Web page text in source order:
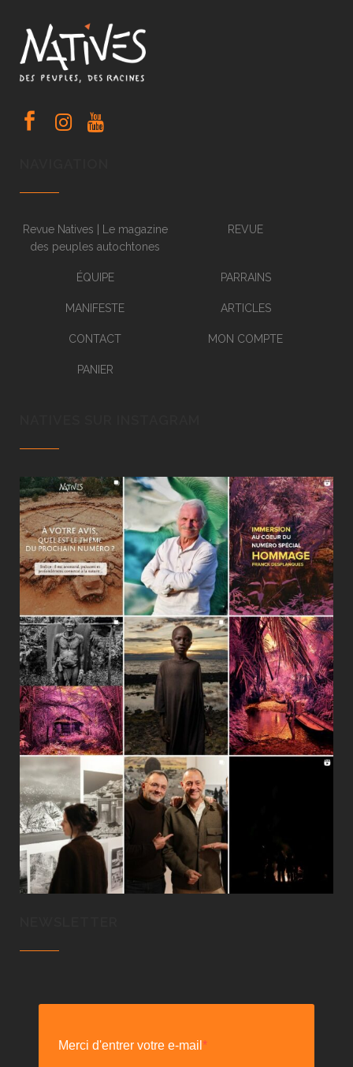
Revue Natives | Le magazine
des peuples autochtones
REVUE
ÉQUIPE PARRAINS
MANIFESTE ARTICLES
CONTACT MON COMPTE
PANIER
Merci d'entrer votre e-mail